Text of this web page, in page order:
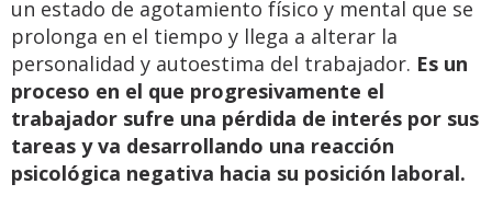
un estado de agotamiento físico y mental que se
prolonga en el tiempo y llega a alterar la
personalidad y autoestima del trabajador. Es un
proceso en el que progresivamente el
trabajador sufre una pérdida de interés por sus
tareas y va desarrollando una reacción
psicológica negativa hacia su posición laboral.